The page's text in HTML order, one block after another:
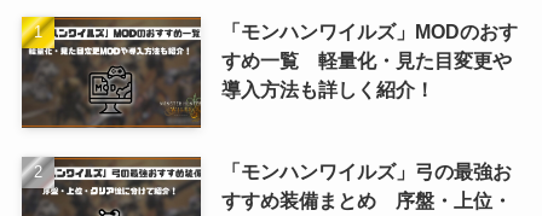
「モンハンワイルズ」MODのおす
すめ一覧 軽量化・見た目変更や
導入方法も詳しく紹介！
「モンハンワイルズ」弓の最強お
すすめ装備まとめ 序盤・上位・